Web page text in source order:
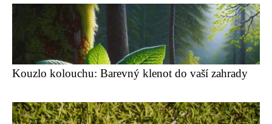
Kouzlo kolouchu: Barevný klenot do vaší zahrady